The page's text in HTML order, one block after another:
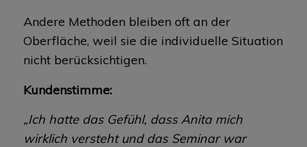
Andere Methoden bleiben oft an der
Oberfläche, weil sie die individuelle Situation
nicht berücksichtigen.
Kundenstimme:
„Ich hatte das Gefühl, dass Anita mich
wirklich versteht und das Seminar war